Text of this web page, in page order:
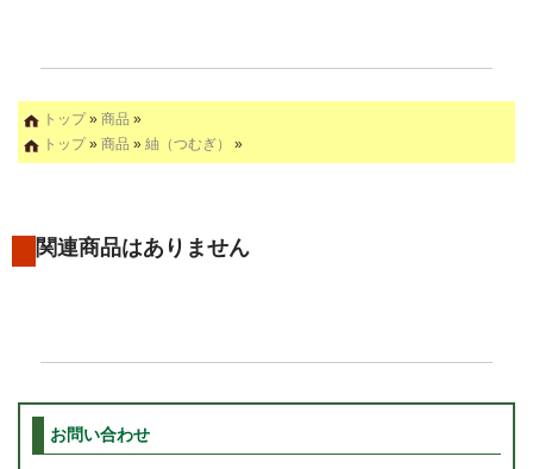
トップ» 商品 »
トップ» 商品 » 紬（つむぎ） »
関連商品はありません
お問い合わせ